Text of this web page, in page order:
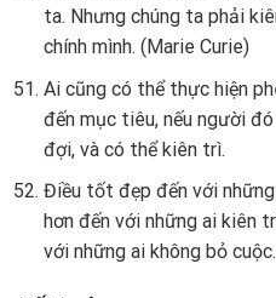
ta. Nhưng chúng ta phải
chính mình. (Marie Curie)
Ai cũng có thể thực hiện
đến mục tiêu, nếu người
đợi, và có thể kiên trì.
Điều tốt đẹp đến với
hơn đến với những ai kiên
với những ai không bỏ cuộc.